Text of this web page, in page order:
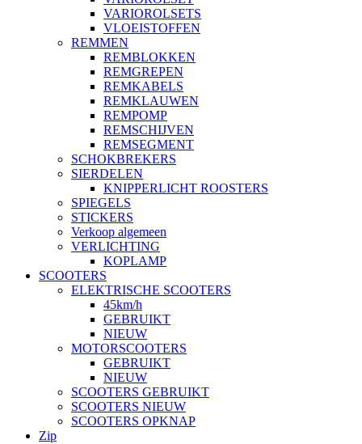
VARIOROLSETS
VLOEISTOFFEN
REMMEN
REMBLOKKEN
REMGREPEN
REMKABELS
REMKLAUWEN
REMPOMP
REMSCHIJVEN
REMSEGMENT
SCHOKBREKERS
SIERDELEN
KNIPPERLICHT ROOSTERS
SPIEGELS
STICKERS
Verkoop algemeen
VERLICHTING
KOPLAMP
SCOOTERS
ELEKTRISCHE SCOOTERS
45km/h
GEBRUIKT
NIEUW
MOTORSCOOTERS
GEBRUIKT
NIEUW
SCOOTERS GEBRUIKT
SCOOTERS NIEUW
SCOOTERS OPKNAP
Zip